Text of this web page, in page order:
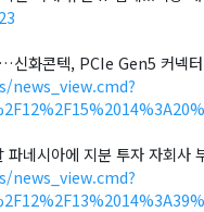
신화콘텍, PCIe Gen5 커넥
네시아에 지분 투자 자회사